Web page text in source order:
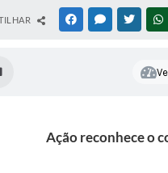
FACEBOOKMESSENGER
Ação reconhece o